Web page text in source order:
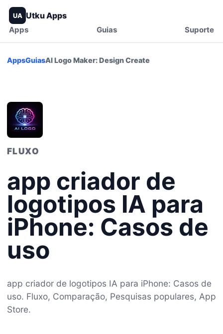
UA Utku Apps
Apps Guias Suporte
AppsGuiasAI Logo Maker: Design Create
FLUXO
app criador de
logotipos IA para
iPhone: Casos de
uso
app criador de logotipos IA para iPhone: Casos de
uso. Fluxo, Comparação, Pesquisas populares, App
Store.